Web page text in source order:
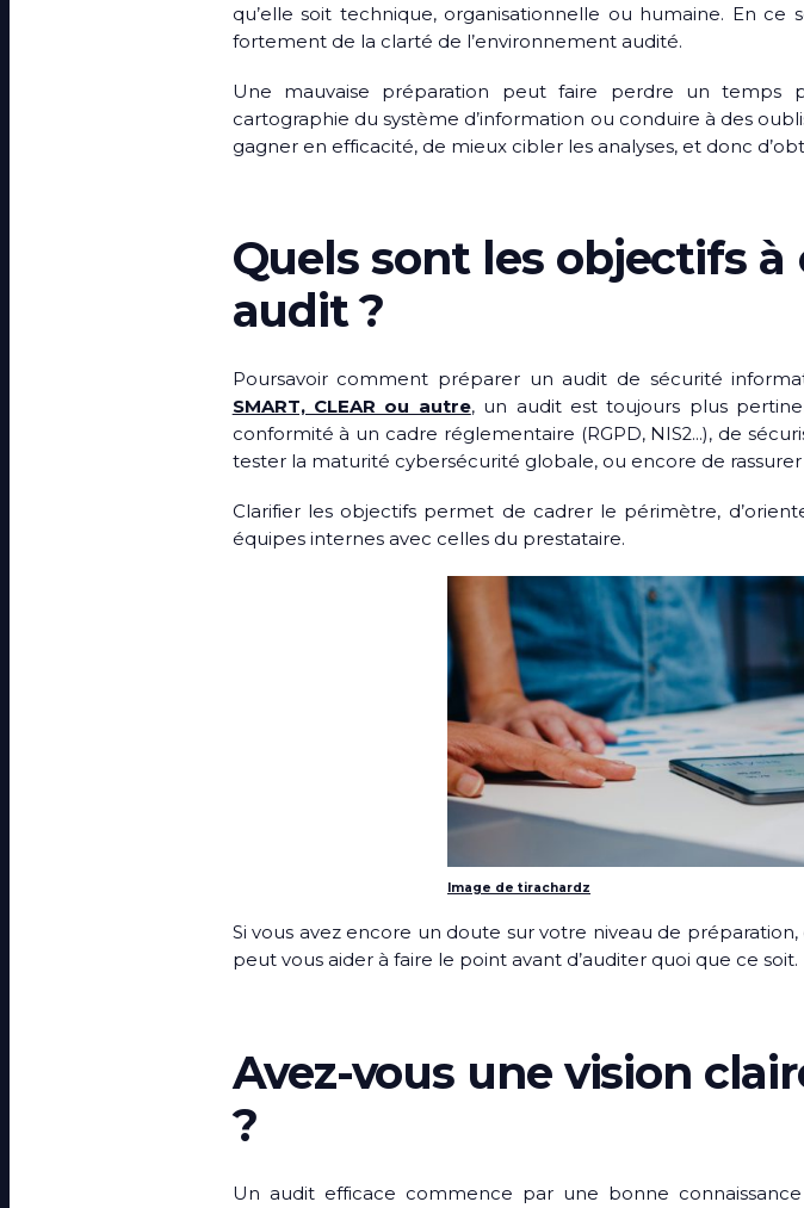
qu’elle soit technique, organisationnelle ou humaine. En ce
fortement de la clarté de l’environnement audité.
Une mauvaise préparation peut faire perdre un temps
cartographie du système d’information ou conduire à des
gagner en efficacité, de mieux cibler les analyses, et donc
Quels sont les objectifs
audit ?
Poursavoir comment préparer un audit de sécurité
SMART, CLEAR ou autre, un audit est toujours plus
conformité à un cadre réglementaire (RGPD, NIS2…), de
tester la maturité cybersécurité globale, ou encore de
Clarifier les objectifs permet de cadrer le périmètre,
équipes internes avec celles du prestataire.
Image de tirachardz
Si vous avez encore un doute sur votre niveau de préparation,
peut vous aider à faire le point avant d’auditer quoi que ce soit.
Avez-vous une vision
?
Un audit efficace commence par une bonne